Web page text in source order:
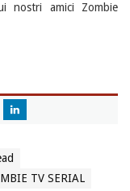
nostri amici Zombie
TV SERIAL